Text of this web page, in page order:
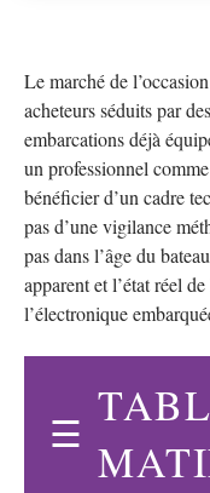
Le marché de
acheteurs séduits par
embarcations déjà
un professionnel
bénéficier d’un cadre
pas d’une vigilance
pas dans l’âge du
apparent et l’état réel
l’électronique